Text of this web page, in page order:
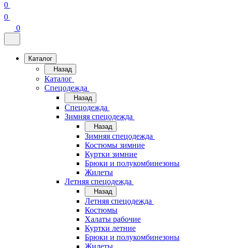
0
0
0
Каталог
Назад
Каталог
Спецодежда
Назад
Спецодежда
Зимняя спецодежда
Назад
Зимняя спецодежда
Костюмы зимние
Куртки зимние
Брюки и полукомбинезоны
Жилеты
Летняя спецодежда
Назад
Летняя спецодежда
Костюмы
Халаты рабочие
Куртки летние
Брюки и полукомбинезоны
Жилеты